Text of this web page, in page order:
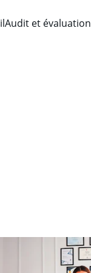
Audit et évaluation